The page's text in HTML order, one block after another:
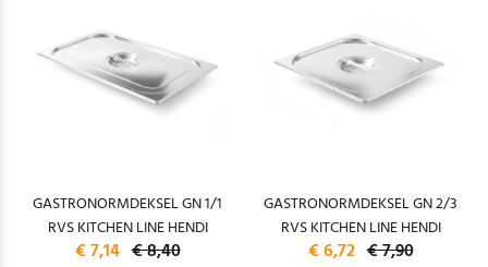
GASTRONORMDEKSEL GN 1/1
RVS KITCHEN LINE HENDI
€ 7,14 € 8,40
GASTRONORMDEKSEL GN 2/3
RVS KITCHEN LINE HENDI
€ 6,72 € 7,90